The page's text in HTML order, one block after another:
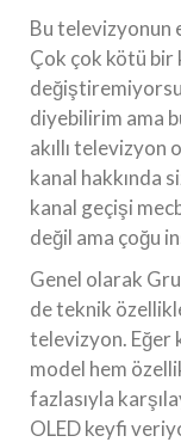
Bu televizyonun
Çok çok kötü bir
diyebilirim ama
akıllı televizyon
kanal hakkında
kanal geçişi
değil ama çoğu
Genel olarak
de teknik
televizyon. Eğer
model hem
fazlasıyla
OLED keyfi